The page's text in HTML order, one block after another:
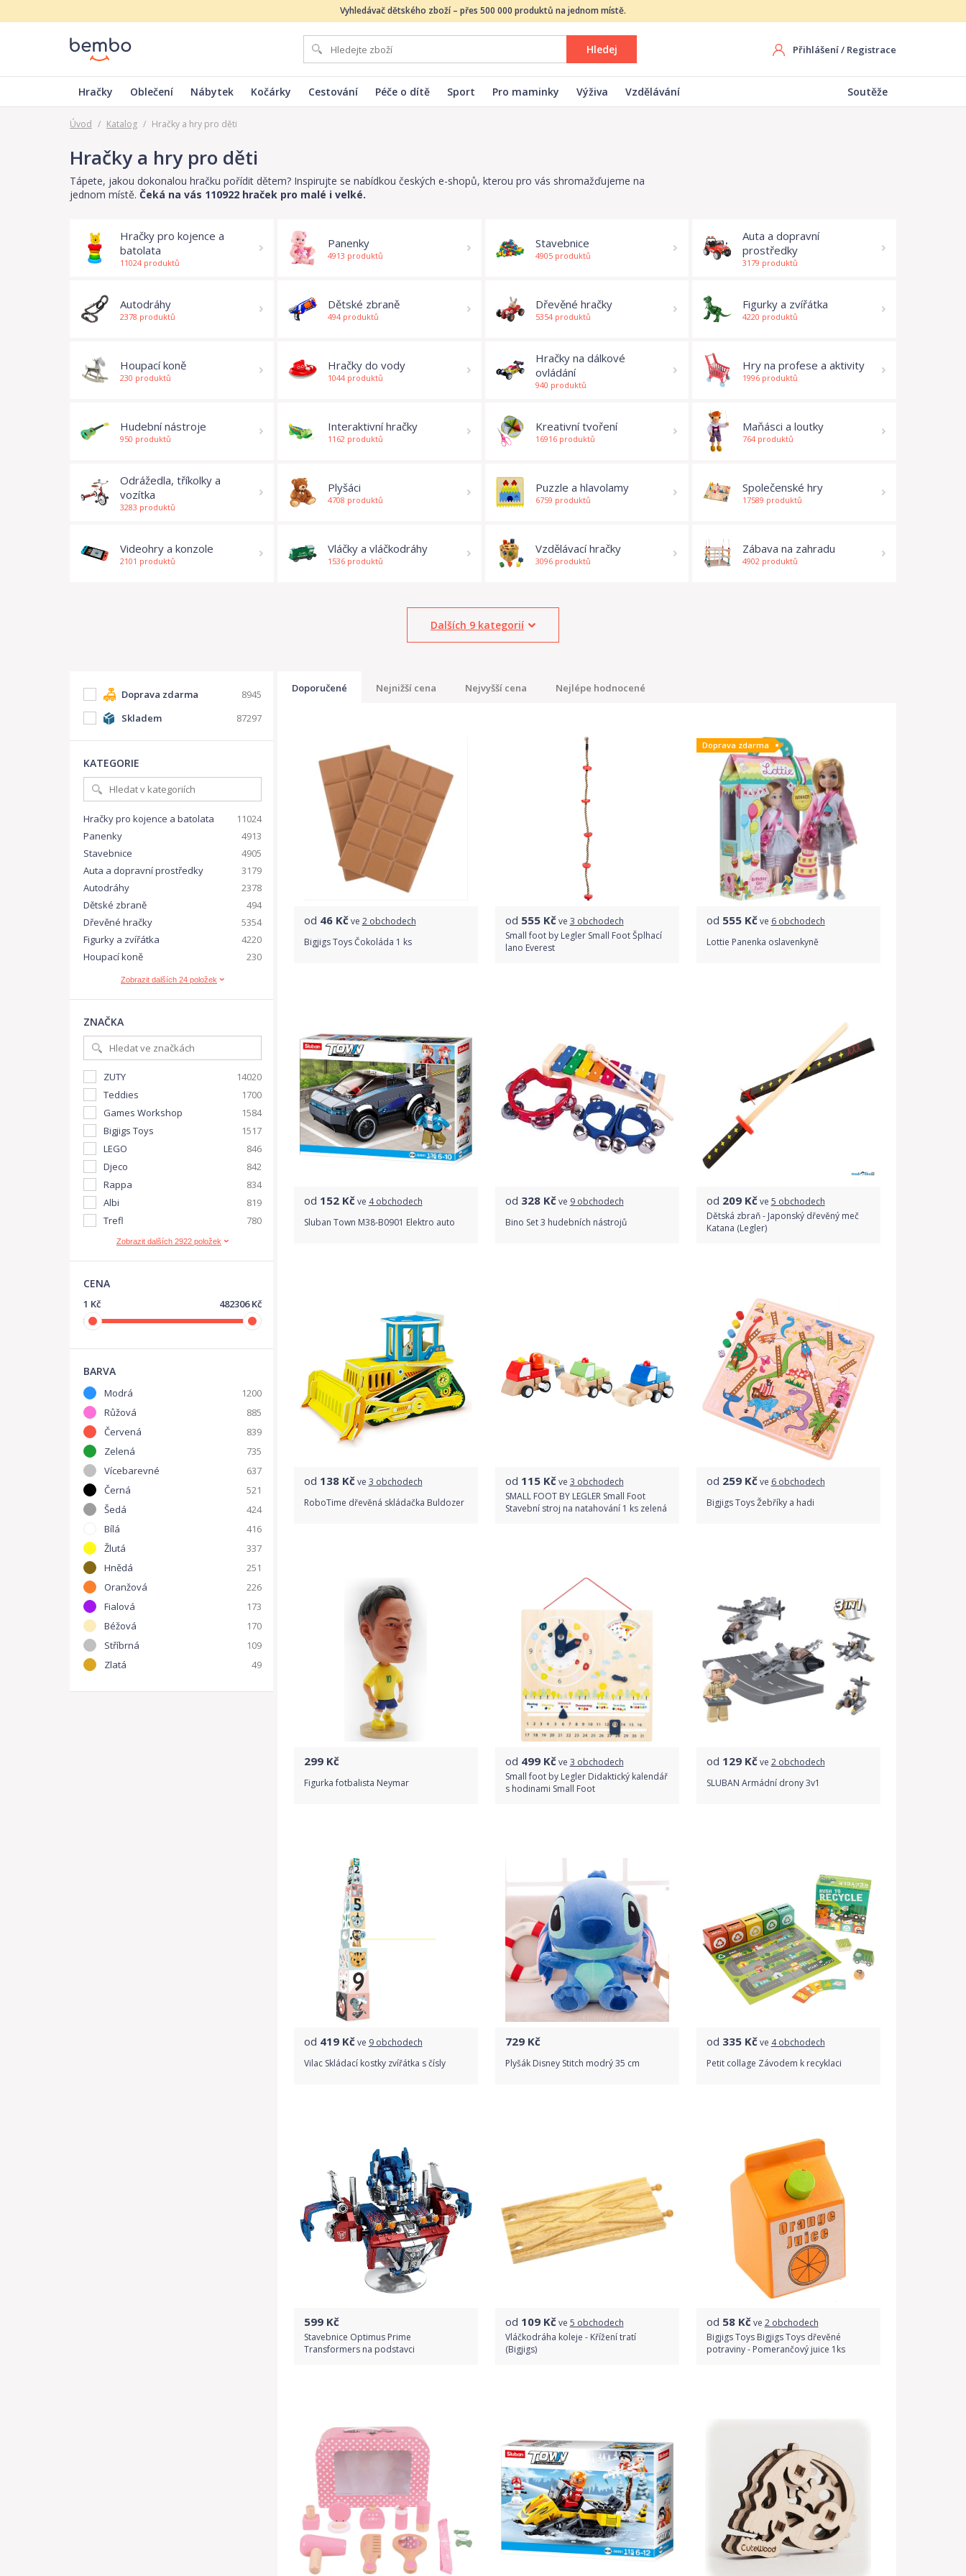
Vyhledávač dětského zboží – přes 500 000 produktů na jednom místě.
Hledej Přihlášení/ Registrace
Hračky Oblečení Nábytek Kočárky Cestování Péče o dítě Sport Pro maminky Výživa Vzdělávání Soutěže
Úvod / Katalog / Hračky a hry pro děti
Hračky a hry pro děti
Tápete, jakou dokonalou hračku pořídit dětem? Inspirujte se nabídkou českých e-shopů, kterou pro vás shromažďujeme na
jednom místě. Čeká na vás 110922 hraček pro malé i velké.
Hračky pro kojence a
batolata
11024 produktů
Panenky
4913 produktů
Stavebnice
4905 produktů
Auta a dopravní
prostředky
3179 produktů
Autodráhy
2378 produktů
Dětské zbraně
494 produktů
Dřevěné hračky
5354 produktů
Figurky a zvířátka
4220 produktů
Houpací koně
230 produktů
Hračky do vody
1044 produktů
Hračky na dálkové
ovládání
940 produktů
Hry na profese a aktivity
1996 produktů
Hudební nástroje
950 produktů
Interaktivní hračky
1162 produktů
Kreativní tvoření
16916 produktů
Maňásci a loutky
764 produktů
Odrážedla, tříkolky a
vozítka
3283 produktů
Plyšáci
4708 produktů
Puzzle a hlavolamy
6759 produktů
Společenské hry
17589 produktů
Videohry a konzole
2101 produktů
Vláčky a vláčkodráhy
1536 produktů
Vzdělávací hračky
3096 produktů
Zábava na zahradu
4902 produktů
Dalších 9 kategorií
Doprava zdarma
8945
Skladem
87297
KATEGORIE
Hračky pro kojence a batolata
11024
Panenky
4913
Stavebnice
4905
Auta a dopravní prostředky
3179
Autodráhy
2378
Dětské zbraně
494
Dřevěné hračky
5354
Figurky a zvířátka
4220
Houpací koně
230
Zobrazit dalších 24 položek
ZNAČKA
ZUTY
14020
Teddies
1700
Games Workshop
1584
Bigjigs Toys
1517
LEGO
846
Djeco
842
Rappa
834
Albi
819
Trefl
780
Zobrazit dalších 2922 položek
CENA
1 Kč 482306 Kč
BARVA
Modrá
1200
Růžová
885
Červená
839
Zelená
735
Vícebarevné
637
Černá
521
Šedá
424
Bílá
416
Žlutá
337
Hnědá
251
Oranžová
226
Fialová
173
Béžová
170
Stříbrná
109
Zlatá
49
Doporučené Nejnižší cena Nejvyšší cena Nejlépe hodnocené
od 46Kč ve 2 obchodech
Bigjigs Toys Čokoláda 1 ks
od 555Kč ve 3 obchodech
Small foot by Legler Small Foot Šplhací
lano Everest
Doprava zdarma
od 555Kč ve 6 obchodech
Lottie Panenka oslavenkyně
od 152Kč ve 4 obchodech
Sluban Town M38-B0901 Elektro auto
od 328Kč ve 9 obchodech
Bino Set 3 hudebních nástrojů
od 209Kč ve 5 obchodech
Dětská zbraň - Japonský dřevěný meč
Katana (Legler)
od 138Kč ve 3 obchodech
RoboTime dřevěná skládačka Buldozer
od 115Kč ve 3 obchodech
SMALL FOOT BY LEGLER Small Foot
Stavební stroj na natahování 1 ks zelená
od 259Kč ve 6 obchodech
Bigjigs Toys Žebříky a hadi
299Kč
Figurka fotbalista Neymar
Detail produktu
od 499Kč ve 3 obchodech
Small foot by Legler Didaktický kalendář
s hodinami Small Foot
od 129Kč ve 2 obchodech
SLUBAN Armádní drony 3v1
od 419Kč ve 9 obchodech
Vilac Skládací kostky zvířátka s čísly
729Kč
Plyšák Disney Stitch modrý 35 cm
od 335Kč ve 4 obchodech
Petit collage Závodem k recyklaci
599Kč
Stavebnice Optimus Prime
Transformers na podstavci
Detail produktu
od 109Kč ve 5 obchodech
Vláčkodráha koleje - Křížení tratí
(Bigjigs)
od 58Kč ve 2 obchodech
Bigjigs Toys Bigjigs Toys dřevěné
potraviny - Pomerančový juice 1ks